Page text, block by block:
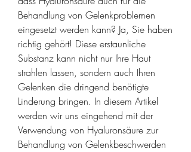
Behandlung von Gelenkproblemen
eingesetzt werden kann? Ja, Sie haben
richtig gehört! Diese erstaunliche
Substanz kann nicht nur Ihre Haut
strahlen lassen, sondern auch Ihren
Gelenken die dringend benötigte
Linderung bringen. In diesem Artikel
werden wir uns eingehend mit der
Verwendung von Hyaluronsäure zur
Behandlung von Gelenkbeschwerden